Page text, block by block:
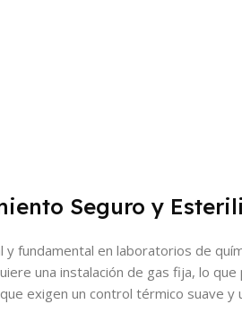
Seguro y
fundamental en laboratorios de
una instalación de gas fija, lo
exigen un control térmico suave y